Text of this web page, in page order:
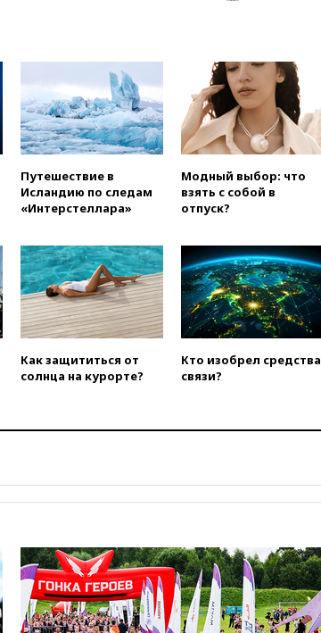
400 БПЛА над российскими
регионами
08:16
Лукашенко призвал
белорусов покупать избы в
селах
Нигерия стала
крупнейшим поставщиком
авиатоплива в Европу
обсуждают координацию
усилий против наркотрафика
05:30
ВМС Испании усилили
присутствие в Сеуте на фоне
миграционного кризиса
В Минстрое сравнили
качество жилья в Нью-Йорке и
России
отпустить его с круглого стола
01:35Мигрант погиб при
попытке попасть из Марокко в
00:30FT: ЕС не готов принять в
блок Украину из-за уровня
коррупции
вчера, 23:35Лукашенко
объяснил экономическую
Путешествие в
Исландию по следам
«Интерстеллара»
Модный выбор: что
взять с собой в
отпуск?
Как защититься от
солнца на курорте?
Кто изобрел средства
связи?